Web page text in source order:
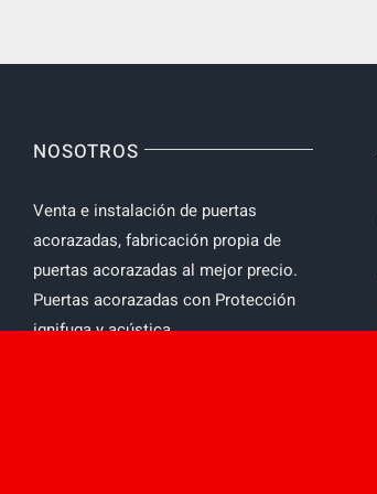
NOSOTROS
Venta e instalación de puertas
acorazadas, fabricación propia de
puertas acorazadas al mejor precio.
Puertas acorazadas con Protección
ignifuga y acústica.